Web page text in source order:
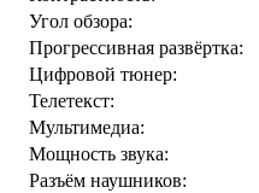
Угол обзора:
Прогрессивная развёртка:
Цифровой тюнер:
Телетекст:
Мультимедиа:
Мощность звука:
Разъём наушников: